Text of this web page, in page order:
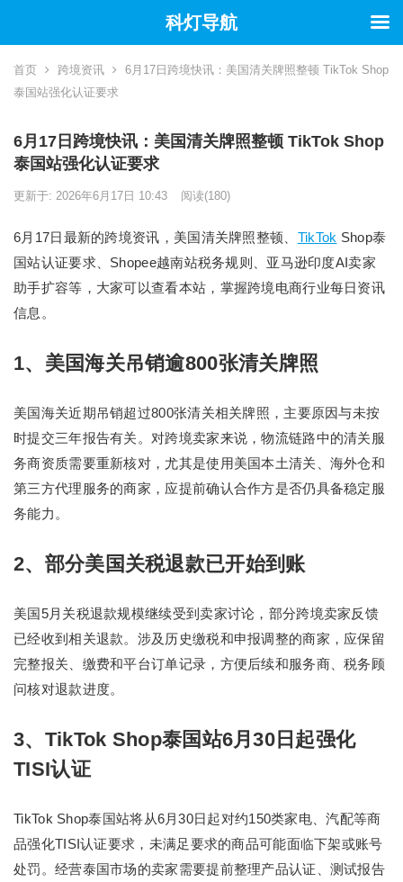
首页 跨境资讯
6月17日跨境快讯：美国清关牌照整顿 TikTok Shop
泰国站强化认证要求
6月17日跨境快讯：美国清关牌照整顿 TikTok Shop
泰国站强化认证要求
更新于: 2026年6月17日 10:43 阅读(180)
6月17日最新的跨境资讯，美国清关牌照整顿、 TikTok Shop泰
国站认证要求、Shopee越南站税务规则、亚马逊印度AI卖家
助手扩容等，大家可以查看本站，掌握跨境电商行业每日资讯
信息。
1、美国海关吊销逾800张清关牌照
美国海关近期吊销超过800张清关相关牌照，主要原因与未按
时提交三年报告有关。对跨境卖家来说，物流链路中的清关服
务商资质需要重新核对，尤其是使用美国本土清关、海外仓和
第三方代理服务的商家，应提前确认合作方是否仍具备稳定服
务能力。
2、部分美国关税退款已开始到账
美国5月关税退款规模继续受到卖家讨论，部分跨境卖家反馈
已经收到相关退款。涉及历史缴税和申报调整的商家，应保留
完整报关、缴费和平台订单记录，方便后续和服务商、税务顾
问核对退款进度。
3、TikTok Shop泰国站6月30日起强化
TISI认证
TikTok Shop泰国站将从6月30日起对约150类家电、汽配等商
品强化TISI认证要求，未满足要求的商品可能面临下架或账号
处罚。经营泰国市场的卖家需要提前整理产品认证、测试报告
科灯导航